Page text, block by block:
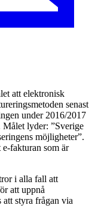
att elektronisk
senast
under 2016/2017
Målet lyder: ”Sverige
möjligheter”.
fakturan som är
i alla fall att
att uppnå
styra frågan via